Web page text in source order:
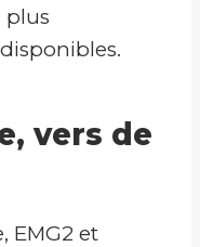
plus
vers de
EMG2 et